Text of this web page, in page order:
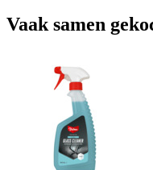
Vaak samen